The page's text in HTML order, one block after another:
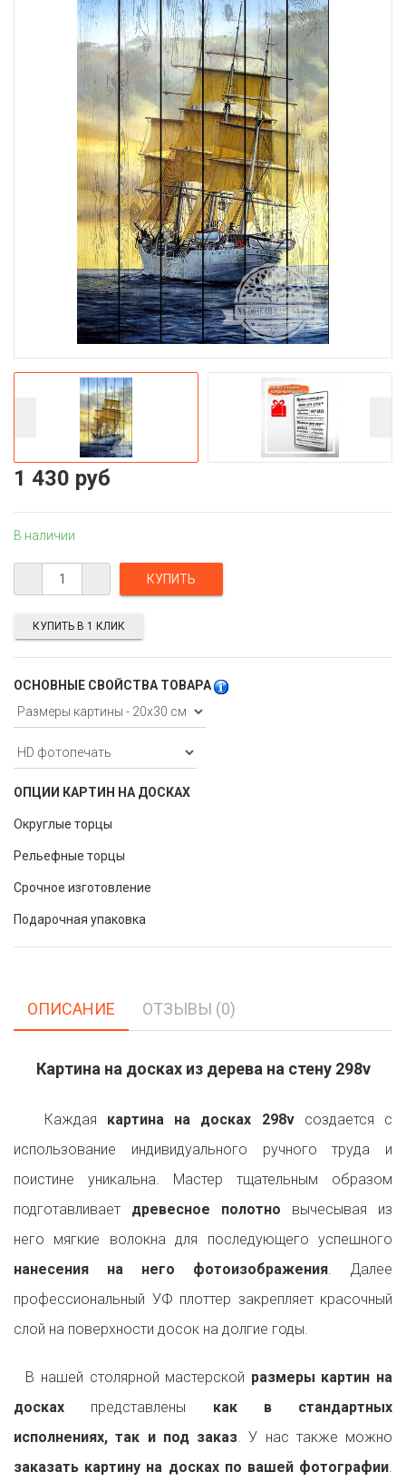
1 430 руб
В наличии
ОСНОВНЫЕ СВОЙСТВА ТОВАРА
ОПЦИИ КАРТИН НА ДОСКАХ
Округлые торцы
Рельефные торцы
Срочное изготовление
Подарочная упаковка
КУПИТЬ В 1 КЛИК
ОПИСАНИЕ ОТЗЫВЫ (0)
Картина на досках из дерева на стену 298v
Каждая картина на досках 298vсоздается с
использование индивидуального ручного труда и
поистине уникальна. Мастер тщательным образом
подготавливает древесное полотно вычесывая из
него мягкие волокна для последующего успешного
нанесения на него фотоизображения. Далее
профессиональный УФ плоттер закрепляет красочный
слой на поверхности досок на долгие годы.
В нашей столярной мастерской размеры картин на
досках представлены как в стандартных
исполнениях, так и под заказ. У нас также можно
заказать картину на досках по вашей фотографии.